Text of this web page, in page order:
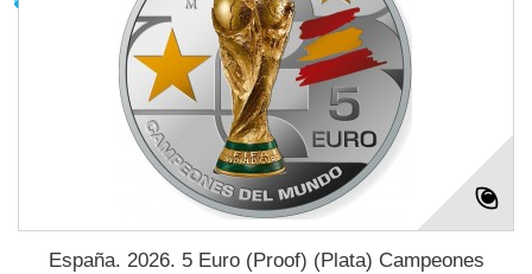
España. 2026. 5 Euro (Proof) (Plata) Campeones